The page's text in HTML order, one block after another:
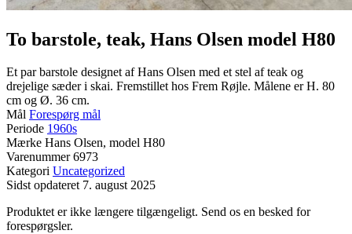
To barstole, teak, Hans Olsen model H80
Et par barstole designet af Hans Olsen med et stel af teak og
drejelige sæder i skai. Fremstillet hos Frem Røjle. Målene er H. 80
cm og Ø. 36 cm.
Mål Forespørg mål
Periode 1960s
Mærke Hans Olsen, model H80
Varenummer 6973
Kategori Uncategorized
Sidst opdateret 7. august 2025
Produktet er ikke længere tilgængeligt. Send os en besked for
forespørgsler.